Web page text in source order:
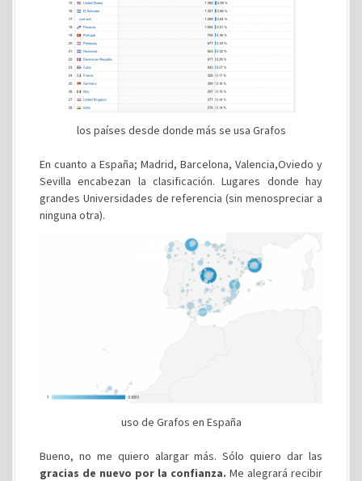
los países desde donde más se usa Grafos
En cuanto a España; Madrid, Barcelona, Valencia,Oviedo y
Sevilla encabezan la clasificación. Lugares donde hay
grandes Universidades de referencia (sin menospreciar a
ninguna otra).
uso de Grafos en España
Bueno, no me quiero alargar más. Sólo quiero dar las
gracias de nuevo por la confianza. Me alegrará recibir